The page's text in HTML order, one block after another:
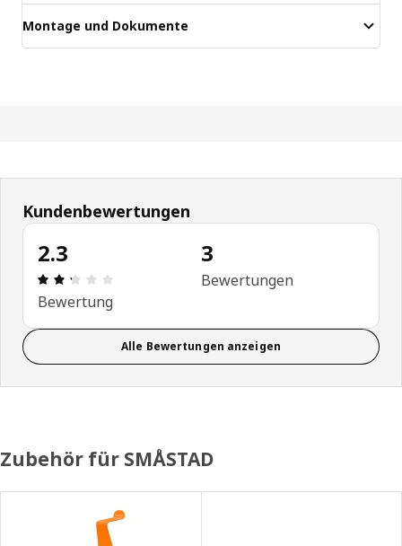
Montage und Dokumente
Kundenbewertungen
2.3
Produktbewertung: 2.3 von 5 Sterne Alle
Bewertung
3
Bewertungen
Alle Bewertungen anzeigen
Zubehör für SMÅSTAD